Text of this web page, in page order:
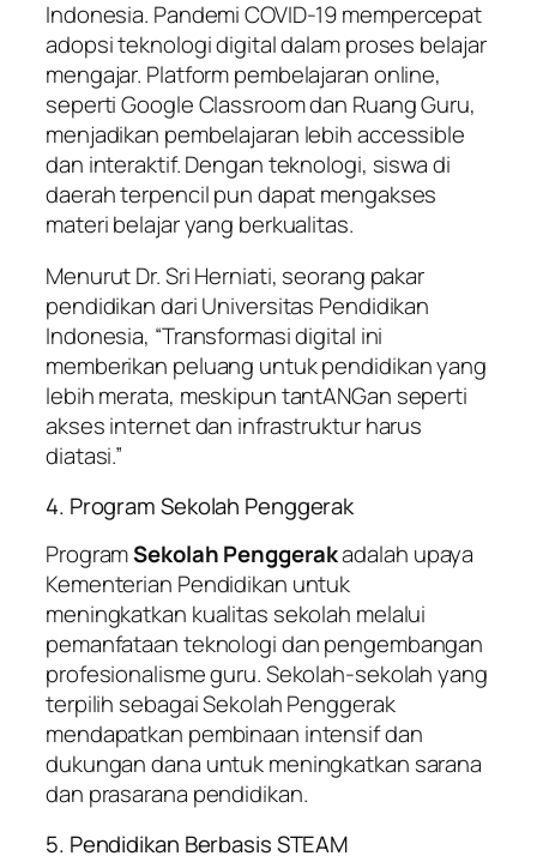
Indonesia. Pandemi COVID-19 mempercepat
adopsi teknologi digital dalam proses belajar
mengajar. Platform pembelajaran online,
seperti Google Classroom dan Ruang Guru,
menjadikan pembelajaran lebih accessible
dan interaktif. Dengan teknologi, siswa di
daerah terpencil pun dapat mengakses
materi belajar yang berkualitas.
Menurut Dr. Sri Herniati, seorang pakar
pendidikan dari Universitas Pendidikan
Indonesia, “Transformasi digital ini
memberikan peluang untuk pendidikan yang
lebih merata, meskipun tantANGan seperti
akses internet dan infrastruktur harus
diatasi.”
4. Program Sekolah Penggerak
ProgramSekolah Penggerakadalah upaya
Kementerian Pendidikan untuk
meningkatkan kualitas sekolah melalui
pemanfataan teknologi dan pengembangan
profesionalisme guru. Sekolah-sekolah yang
terpilih sebagai Sekolah Penggerak
mendapatkan pembinaan intensif dan
dukungan dana untuk meningkatkan sarana
dan prasarana pendidikan.
5. Pendidikan Berbasis STEAM